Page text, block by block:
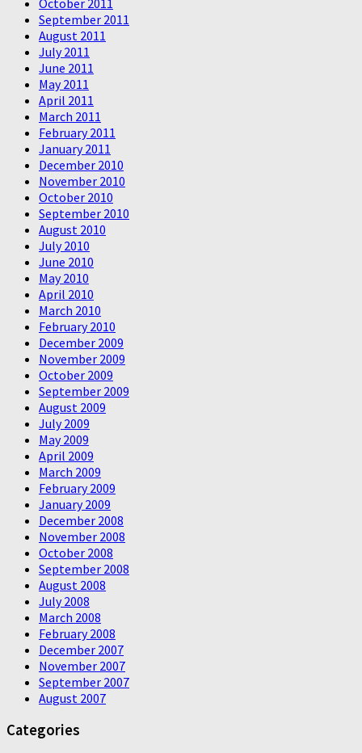
September 2011
August 2011
July 2011
June 2011
May 2011
April 2011
March 2011
February 2011
January 2011
December 2010
November 2010
October 2010
September 2010
August 2010
July 2010
June 2010
May 2010
April 2010
March 2010
February 2010
December 2009
November 2009
October 2009
September 2009
August 2009
July 2009
May 2009
April 2009
March 2009
February 2009
January 2009
December 2008
November 2008
October 2008
September 2008
August 2008
July 2008
March 2008
February 2008
December 2007
November 2007
September 2007
August 2007
Categories